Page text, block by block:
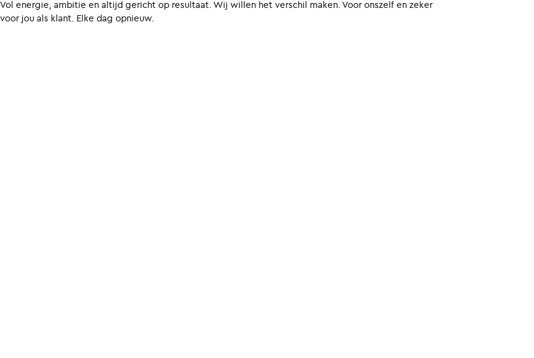
Vol energie, ambitie en altijd gericht op resultaat. Wij willen het verschil maken. Voor onszelf en zeker
voor jou als klant. Elke dag opnieuw.